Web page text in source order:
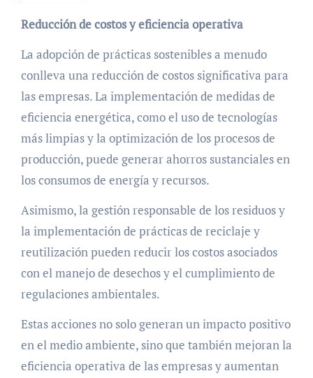
Reducción de costos y eficiencia operativa
La adopción de prácticas sostenibles a menudo
conlleva una reducción de costos significativa para
las empresas. La implementación de medidas de
eficiencia energética, como el uso de tecnologías
más limpias y la optimización de los procesos de
producción, puede generar ahorros sustanciales en
los consumos de energía y recursos.
Asimismo, la gestión responsable de los residuos y
la implementación de prácticas de reciclaje y
reutilización pueden reducir los costos asociados
con el manejo de desechos y el cumplimiento de
regulaciones ambientales.
Estas acciones no solo generan un impacto positivo
en el medio ambiente, sino que también mejoran la
eficiencia operativa de las empresas y aumentan